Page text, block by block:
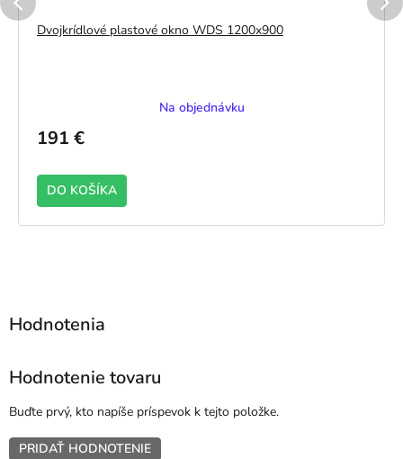
Dvojkrídlové plastové okno WDS 1200x900
Na objednávku
191 €
DO KOŠÍKA
Hodnotenie tovaru
Buďte prvý, kto napíše príspevok k tejto položke.
PRIDAŤ HODNOTENIE